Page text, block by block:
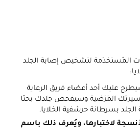
المُستخدَمة لتشخيص إصابة الجلد
عليك أحد أعضاء فريق الرعاية
سيرتك المَرَضية وسيفحص جلدك بحثًا
بسرطانة حرشفية الخلايا.
لاختبارها، ويُعرف ذلك باسم